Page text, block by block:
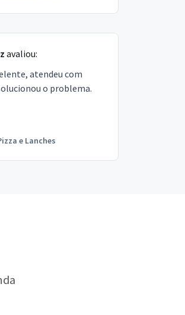
avaliou:
atendeu com
o problema.
e Lanches